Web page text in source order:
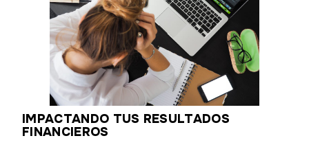
IMPACTANDO TUS RESULTADOS
FINANCIEROS